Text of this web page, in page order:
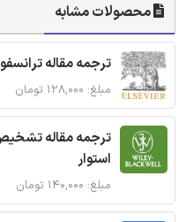
محصولات مشابه
ترجمه مقاله
مبلغ: ۱۲۸,۰۰۰ تومان
ترجمه مقاله تشخیص
استوار
مبلغ: ۱۴۰,۰۰۰ تومان